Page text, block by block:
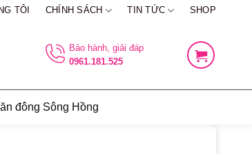
TÔI CHÍNH SÁCH TIN TỨC SHOP
Bảo hành, giải đáp
0961.181.525
đông Sông Hồng